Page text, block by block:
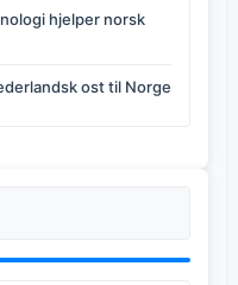
hjelper norsk
ost til Norge